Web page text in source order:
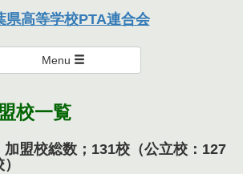
校PTA連合会
尊重し楽しく支え・励まし合い、達成感のある
す。
県高等学校PTA連合会
Menu
校一覧
盟校総数；131校（公立校：127